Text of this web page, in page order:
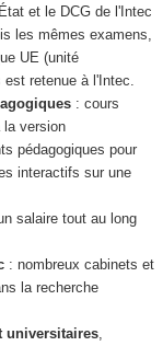
et le DCG de l'Intec
les mêmes examens,
UE (unité
retenue à l'Intec.
: cours
la version
pédagogiques pour
interactifs sur une
salaire tout au long
: nombreux cabinets et
la recherche
universitaires